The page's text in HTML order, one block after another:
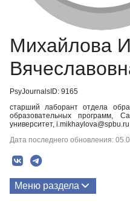
Михайлова
PsyJournalsID: 9165
старший лаборант отдела
образовательных программ,
университет, i.mikhaylova@spbu.ru
Дата последнего обновления:
Меню раздела